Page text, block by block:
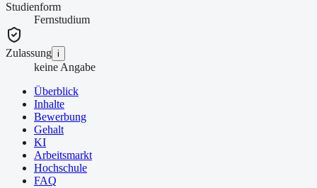
Studienform
Fernstudium
Zulassung i
keine Angabe
Überblick
Inhalte
Bewerbung
Gehalt
KI
Arbeitsmarkt
Hochschule
FAQ